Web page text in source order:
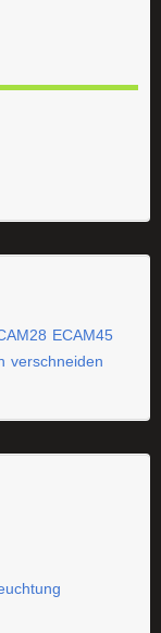
ECAM45
verschneiden